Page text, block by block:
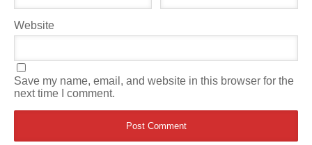
Website
Save my name, email, and website in this browser for the
next time I comment.